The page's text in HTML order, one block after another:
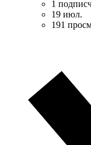
1
19 июл.
191